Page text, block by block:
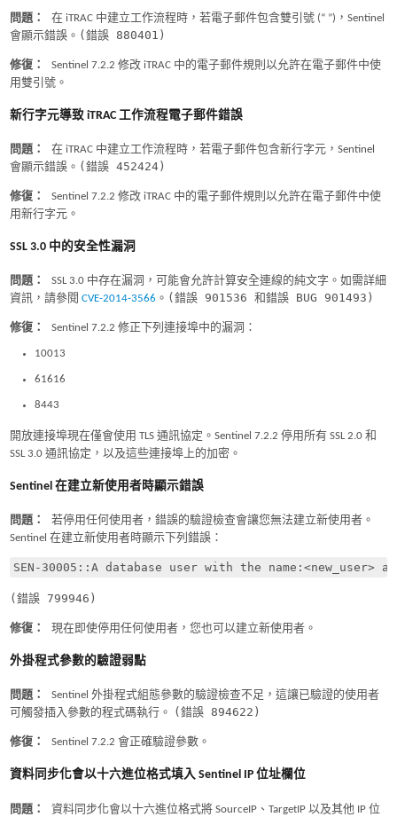
問題：
在 iTRAC 中建立工作流程時，若電子郵件包含雙引號 (“ ”)，Sentinel
會顯示錯誤。 (錯誤 880401)
修復：
Sentinel 7.2.2 修改 iTRAC 中的電子郵件規則以允許在電子郵件中使
用雙引號。
新行字元導致 iTRAC 工作流程電子郵件錯誤
問題：
在 iTRAC 中建立工作流程時，若電子郵件包含新行字元，Sentinel
會顯示錯誤。 (錯誤 452424)
修復：
Sentinel 7.2.2 修改 iTRAC 中的電子郵件規則以允許在電子郵件中使
用新行字元。
SSL 3.0 中的安全性漏洞
問題：
SSL 3.0 中存在漏洞，可能會允許計算安全連線的純文字。如需詳細
資訊，請參閱CVE-2014-3566 。 (錯誤 901536 和錯誤 BUG 901493)
修復： Sentinel 7.2.2 修正下列連接埠中的漏洞：
10013
61616
8443
開放連接埠現在僅會使用 TLS 通訊協定。Sentinel 7.2.2 停用所有 SSL 2.0 和
SSL 3.0 通訊協定，以及這些連接埠上的加密。
Sentinel 在建立新使用者時顯示錯誤
問題：
若停用任何使用者，錯誤的驗證檢查會讓您無法建立新使用者。
Sentinel 在建立新使用者時顯示下列錯誤：
(錯誤 799946)
修復： 現在即使停用任何使用者，您也可以建立新使用者。
外掛程式參數的驗證弱點
問題：
Sentinel 外掛程式組態參數的驗證檢查不足，這讓已驗證的使用者
可觸發插入參數的程式碼執行。
(錯誤 894622)
修復： Sentinel 7.2.2 會正確驗證參數。
資料同步化會以十六進位格式填入 Sentinel IP 位址欄位
問題： 資料同步化會以十六進位格式將 SourceIP、TargetIP 以及其他 IP 位